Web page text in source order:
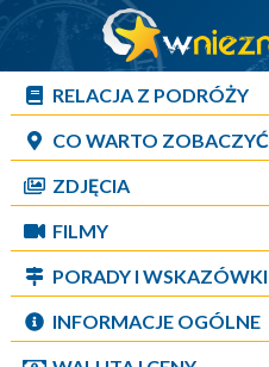
RELACJA Z PODRÓŻY
CO WARTO ZOBACZYĆ
ZDJĘCIA
FILMY
PORADY I WSKAZÓWKI
INFORMACJE OGÓLNE